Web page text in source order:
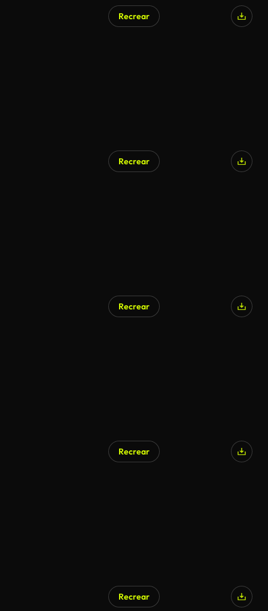
Recrear
Recrear
Recrear
Recrear
Recrear